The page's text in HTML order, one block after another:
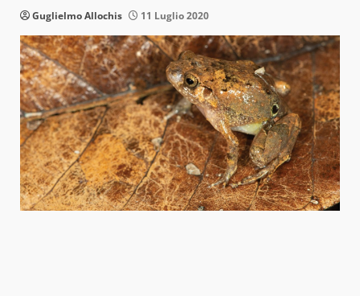
Guglielmo Allochis 11 Luglio 2020